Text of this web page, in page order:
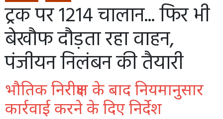
ट्रक पर 1214 चालान... फिर भी
बेखौफ दौड़ता रहा वाहन,
पंजीयन निलंबन की तैयारी
भौतिक निरीक्षण के बाद नियमानुसार
कार्रवाई करने के दिए निर्देश